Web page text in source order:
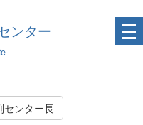
ンター
センター長